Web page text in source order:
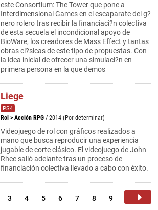
este Consortium: The Tower que pone a
Interdimensional Games en el escaparate del g?
nero rolero tras recibir la financiaci?n colectiva
de esta secuela el incondicional apoyo de
BioWare, los creadores de Mass Effect y tantas
obras cl?sicas de este tipo de propuestas. Con
la idea inicial de ofrecer una simulaci?n en
primera persona en la que demos
Liege
PS4
Rol > Acción RPG / 2014 (Por determinar)
Videojuego de rol con gráficos realizados a
mano que busca reproducir una experiencia
jugable de corte clásico. El videojuego de John
Rhee salió adelante tras un proceso de
financiación colectiva llevado a cabo con éxito.
3 4 5 6 7 8 9